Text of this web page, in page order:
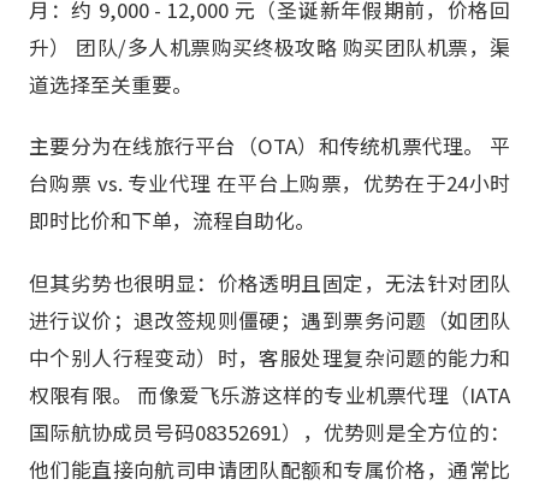
月：约 9,000 - 12,000 元（圣诞新年假期前，价格回
升） 团队/多人机票购买终极攻略 购买团队机票，渠
道选择至关重要。
主要分为在线旅行平台（OTA）和传统机票代理。 平
台购票 vs. 专业代理 在平台上购票，优势在于24小时
即时比价和下单，流程自助化。
但其劣势也很明显：价格透明且固定，无法针对团队
进行议价；退改签规则僵硬；遇到票务问题（如团队
中个别人行程变动）时，客服处理复杂问题的能力和
权限有限。 而像爱飞乐游这样的专业机票代理（IATA
国际航协成员号码08352691），优势则是全方位的：
他们能直接向航司申请团队配额和专属价格，通常比